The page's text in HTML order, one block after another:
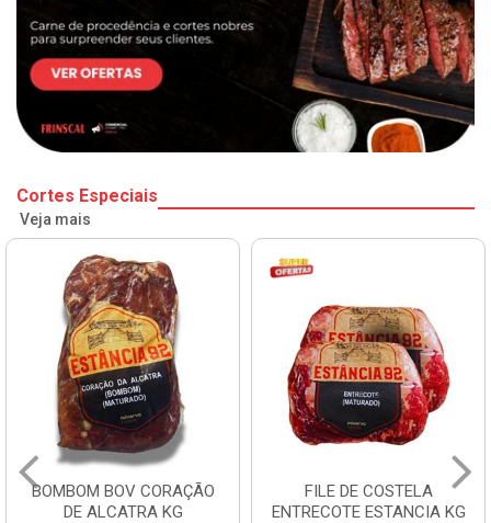
Cortes Especiais
Veja mais
BOMBOM BOV CORAÇÃO
DE ALCATRA KG
FILE DE COSTELA
ENTRECOTE ESTANCIA KG